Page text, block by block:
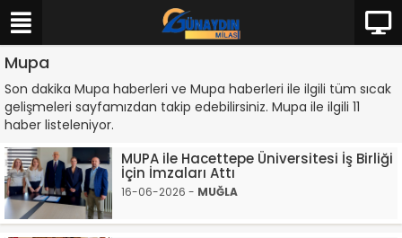
Mupa
Son dakika Mupa haberleri ve Mupa haberleri ile ilgili tüm sıcak
gelişmeleri sayfamızdan takip edebilirsiniz. Mupa ile ilgili 11
haber listeleniyor.
MUPA ile Hacettepe Üniversitesi İş Birliği
İçin İmzaları Attı
16-06-2026 - MUĞLA